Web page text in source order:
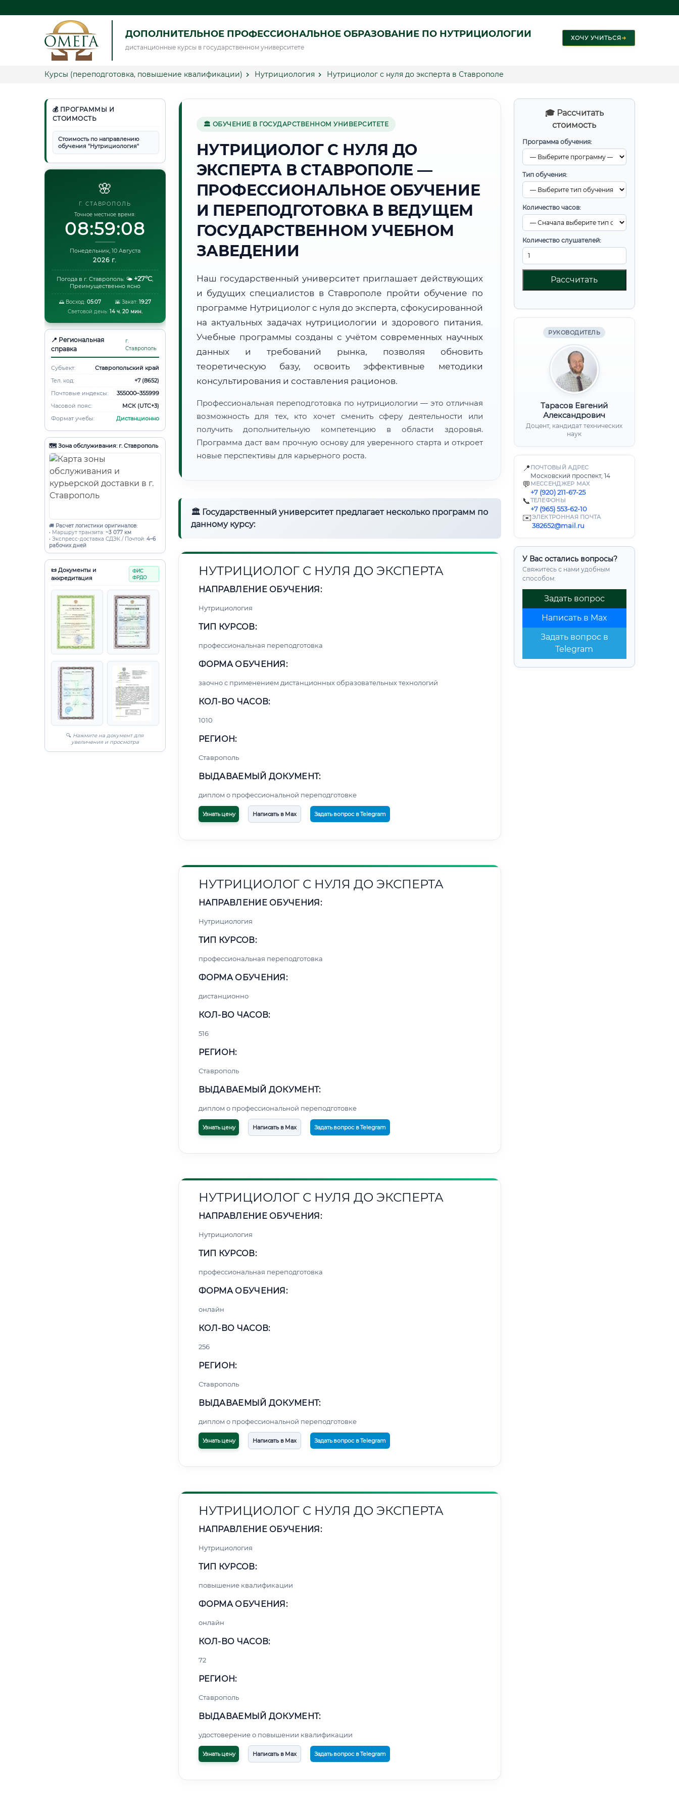
ДОПОЛНИТЕЛЬНОЕ ПРОФЕССИОНАЛЬНОЕ ОБРАЗОВАНИЕ ПО НУТРИЦИОЛОГИИ
дистанционные курсы в государственном университете
ХОЧУ УЧИТЬСЯ➜
Курсы (переподготовка, повышение квалификации) Нутрициология Нутрициолог с нуля до эксперта в Ставрополе
💰 ПРОГРАММЫ И
СТОИМОСТЬ
Стоимость по направлению
обучения "Нутрициология"
🌸
Г. СТАВРОПОЛЬ
Точное местное время:
08:59:09
Понедельник, 10 Августа
2026 г.
Погода в г. Ставрополь: 🌤️ +27°C,
Преимущественно ясно
🌅 Восход: 05:07 🌇 Закат: 19:27
Световой день: 14 ч. 20 мин.
📍 Региональная
справка
г.
Ставрополь
Субъект:
Ставропольский край
Тел. код:
+7 (8652)
Почтовые индексы:
355000–355999
Часовой пояс:
МСК (UTC+3)
Формат учебы:
Дистанционно
🗺️ Зона обслуживания: г. Ставрополь
🚚 Расчет логистики оригиналов:
• Маршрут транзита: ~3 077 км
• Экспресс-доставка СДЭК / Почтой: 4–6
рабочих дней
📜 Документы и
аккредитация
ФИС
ФРДО
🔍 Нажмите на документ для
увеличения и просмотра
🎓 Рассчитать
стоимость
Программа обучения:
Тип обучения:
Количество часов:
Количество слушателей:
Рассчитать
РУКОВОДИТЕЛЬ
Тарасов Евгений
Александрович
Доцент, кандидат технических
наук
📍 ПОЧТОВЫЙ АДРЕС
Московский проспект, 14
💬 МЕССЕНДЖЕР MAX
+7 (920) 211-67-25
📞ТЕЛЕФОНЫ
+7 (965) 553-62-10
✉️ЭЛЕКТРОННАЯ ПОЧТА
382652@mail.ru
У Вас остались вопросы?
Свяжитесь с нами удобным
способом:
Задать вопрос
Написать в Max
Задать вопрос в
Telegram
🏛 ОБУЧЕНИЕ В ГОСУДАРСТВЕННОМ УНИВЕРСИТЕТЕ
НУТРИЦИОЛОГ С НУЛЯ ДО
ЭКСПЕРТА В СТАВРОПОЛЕ —
ПРОФЕССИОНАЛЬНОЕ ОБУЧЕНИЕ
И ПЕРЕПОДГОТОВКА В ВЕДУЩЕМ
ГОСУДАРСТВЕННОМ УЧЕБНОМ
ЗАВЕДЕНИИ
Наш государственный университет приглашает действующих
и будущих специалистов в Ставрополе пройти обучение по
программе Нутрициолог с нуля до эксперта, сфокусированной
на актуальных задачах нутрициологии и здорового питания.
Учебные программы созданы с учётом современных научных
данных и требований рынка, позволяя обновить
теоретическую базу, освоить эффективные методики
консультирования и составления рационов.
Профессиональная переподготовка по нутрициологии — это отличная
возможность для тех, кто хочет сменить сферу деятельности или
получить дополнительную компетенцию в области здоровья.
Программа даст вам прочную основу для уверенного старта и откроет
новые перспективы для карьерного роста.
🏛 Государственный университет предлагает несколько программ по
данному курсу:
НУТРИЦИОЛОГ С НУЛЯ ДО ЭКСПЕРТА
НАПРАВЛЕНИЕ ОБУЧЕНИЯ:
Нутрициология
ТИП КУРСОВ:
профессиональная переподготовка
ФОРМА ОБУЧЕНИЯ:
заочно с применением дистанционных образовательных технологий
КОЛ-ВО ЧАСОВ:
1010
РЕГИОН:
Ставрополь
ВЫДАВАЕМЫЙ ДОКУМЕНТ:
диплом о профессиональной переподготовке
Узнать цену Написать в Max Задать вопрос в Telegram
НУТРИЦИОЛОГ С НУЛЯ ДО ЭКСПЕРТА
НАПРАВЛЕНИЕ ОБУЧЕНИЯ:
Нутрициология
ТИП КУРСОВ:
профессиональная переподготовка
ФОРМА ОБУЧЕНИЯ:
дистанционно
КОЛ-ВО ЧАСОВ:
516
РЕГИОН:
Ставрополь
ВЫДАВАЕМЫЙ ДОКУМЕНТ:
диплом о профессиональной переподготовке
Узнать цену Написать в Max Задать вопрос в Telegram
НУТРИЦИОЛОГ С НУЛЯ ДО ЭКСПЕРТА
НАПРАВЛЕНИЕ ОБУЧЕНИЯ:
Нутрициология
ТИП КУРСОВ:
профессиональная переподготовка
ФОРМА ОБУЧЕНИЯ:
онлайн
КОЛ-ВО ЧАСОВ:
256
РЕГИОН:
Ставрополь
ВЫДАВАЕМЫЙ ДОКУМЕНТ:
диплом о профессиональной переподготовке
Узнать цену Написать в Max Задать вопрос в Telegram
НУТРИЦИОЛОГ С НУЛЯ ДО ЭКСПЕРТА
НАПРАВЛЕНИЕ ОБУЧЕНИЯ:
Нутрициология
ТИП КУРСОВ:
повышение квалификации
ФОРМА ОБУЧЕНИЯ:
онлайн
КОЛ-ВО ЧАСОВ:
72
РЕГИОН:
Ставрополь
ВЫДАВАЕМЫЙ ДОКУМЕНТ:
удостоверение о повышении квалификации
Узнать цену Написать в Max Задать вопрос в Telegram